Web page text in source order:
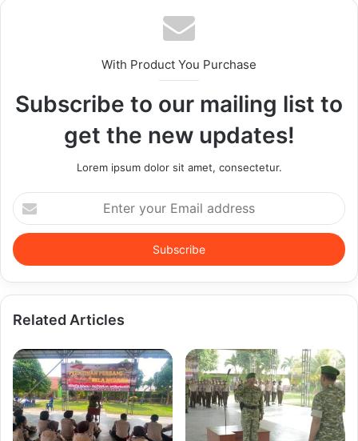
With Product You Purchase
Subscribe to our mailing list to
get the new updates!
Lorem ipsum dolor sit amet, consectetur.
Enter
your
Email
address
Related Articles